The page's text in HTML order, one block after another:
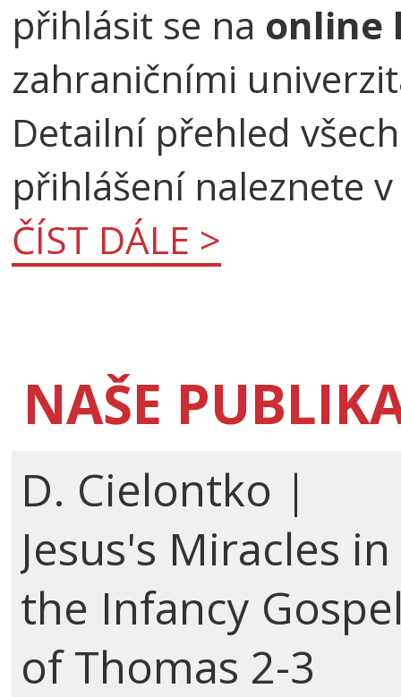
přihlásit se na online
zahraničními
Detailní přehled
přihlášení naleznete
ČÍST DÁLE >
NAŠE
D. Cielontko |
Jesus's Miracles in
the Infancy
of Thomas 2-3